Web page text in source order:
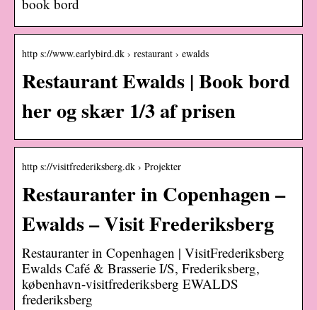
book bord
http s://www.earlybird.dk › restaurant › ewalds
Restaurant Ewalds | Book bord
her og skær 1/3 af prisen
http s://visitfrederiksberg.dk › Projekter
Restauranter in Copenhagen –
Ewalds – Visit Frederiksberg
Restauranter in Copenhagen | VisitFrederiksberg
Ewalds Café & Brasserie I/S, Frederiksberg,
københavn-visitfrederiksberg EWALDS
frederiksberg